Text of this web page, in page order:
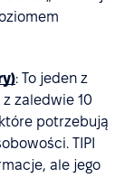
: To jeden z
zaledwie 10
potrzebują
TIPI
ale jego